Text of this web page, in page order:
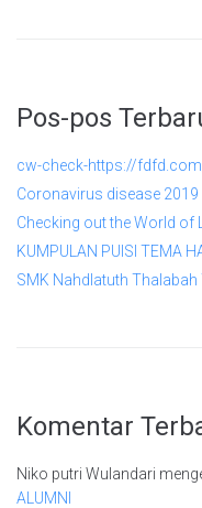
Pos-pos
cw-check-https://
Coronavirus disease 2019
Checking out the World of
KUMPULAN PUISI TEMA
SMK Nahdlatuth
Komentar
Niko putri Wulandari
ALUMNI